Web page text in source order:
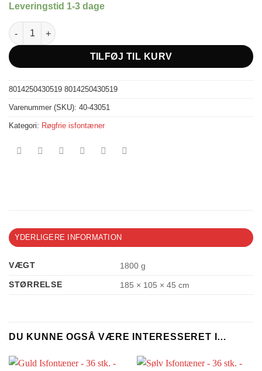
Leveringstid 1-3 dage
Flaske Clips - 24 stk. - Dobbelt antal
TILFØJ TIL KURV
8014250430519 8014250430519
Varenummer (SKU): 40-43051
Kategori: Røgfrie isfontæner
YDERLIGERE INFORMATION
VÆGT
1800 g
STØRRELSE
185 × 105 × 45 cm
DU KUNNE OGSÅ VÆRE INTERESSERET I…